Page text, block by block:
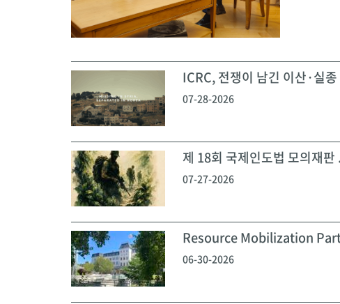
ICRC, 전쟁이 남긴 이산·실
07-28-2026
제 18회 국제인도법 모의재판
07-27-2026
Resource Mobilization
06-30-2026